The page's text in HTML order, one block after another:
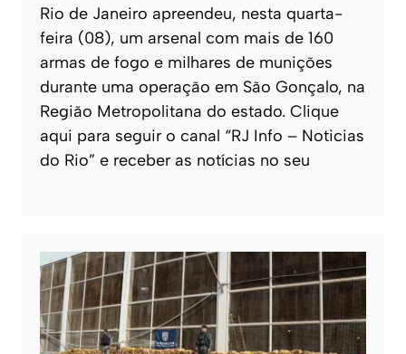
Rio de Janeiro apreendeu, nesta quarta-
feira (08), um arsenal com mais de 160
armas de fogo e milhares de munições
durante uma operação em São Gonçalo, na
Região Metropolitana do estado. Clique
aqui para seguir o canal “RJ Info – Noticias
do Rio” e receber as notícias no seu